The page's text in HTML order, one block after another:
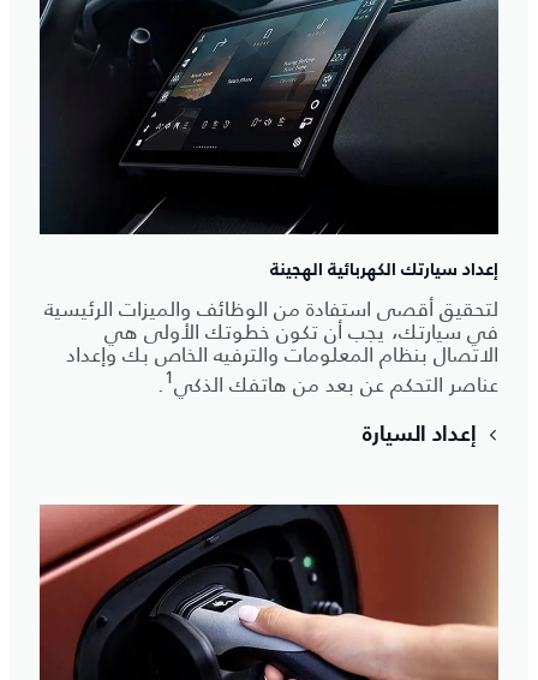
إعداد سيارتك الكهربائية الهجينة
لتحقيق أقصى استفادة من الوظائف والميزات الرئيسية
في سيارتك، يجب أن تكون خطوتك الأولى هي
الاتصال بنظام المعلومات والترفيه الخاص بك وإعداد
عناصر التحكم عن بعد من هاتفك الذكي1
.
إعداد السيارة